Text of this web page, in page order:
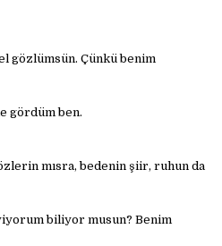
gözlümsün. Çünkü benim
gördüm ben.
mısra, bedenin şiir, ruhun da
biliyor musun? Benim